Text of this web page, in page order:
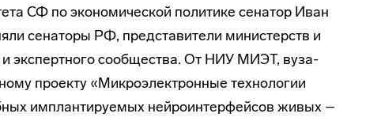
СФ по экономической политике сенатор Иван
сенаторы РФ, представители министерств и
экспертного сообщества. От НИУ МИЭТ, вуза-
проекту «Микроэлектронные технологии
имплантируемых нейроинтерфейсов живых –